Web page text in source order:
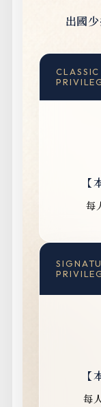
出國
CLASSIC
【
每
【
每